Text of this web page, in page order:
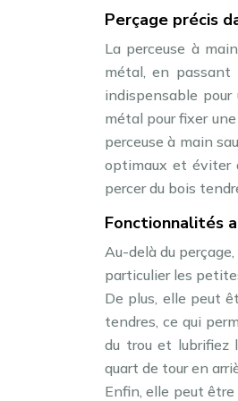
Perçage précis
La perceuse à
métal, en
indispensable
métal pour fixer
perceuse à main
optimaux et éviter
percer du bois
Fonctionnalités
Au-delà du
particulier les
De plus, elle peut
tendres, ce qui
du trou et lubrifiez
quart de tour en
Enfin, elle peut être